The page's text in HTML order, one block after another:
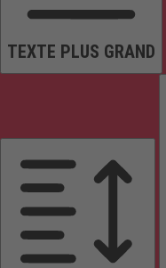
TEXTE PLUS GRAND